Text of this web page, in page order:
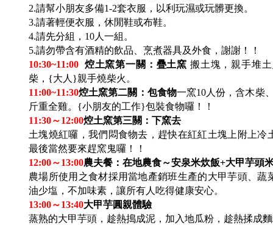
2.請幫小朋友多備1-2套衣服，以利玩濕或玩髒更換。
3.請著輕便衣服，休閒鞋或布鞋。
4.請先分組，10人一組。
5.請勿帶含有酒精的飲品、烹煮器具及外食，謝謝！！
10:30~11:00 焢土窯第一關：疊土窯 搬土塊，親手堆
柴，{大人}親手燒柴火。
11:00~11:30焢土窯第二關：包食物一窯10人份，含木柴
斤重全雞。{小朋友的工作}包裝食物囉！！
11:30～12:00焢土窯第三關：下窯去
土塊燒紅囉，我們悶食物去，趕快在紅紅土塊上附上
最後當然要來趕窯鬼囉！！
12:00～13:00農夫餐：在地農食～安泉米炊飯+大甲芋頭
農場所使用之食材採用當地產銷班生產的大甲芋頭、
油少塩，不加味素，讓所有人吃得健康安心。
13:00～13:40大甲芋圓親體驗
蒸熟的大甲芋頭，趁熱搗成泥，加入地瓜粉，趁熱揉成